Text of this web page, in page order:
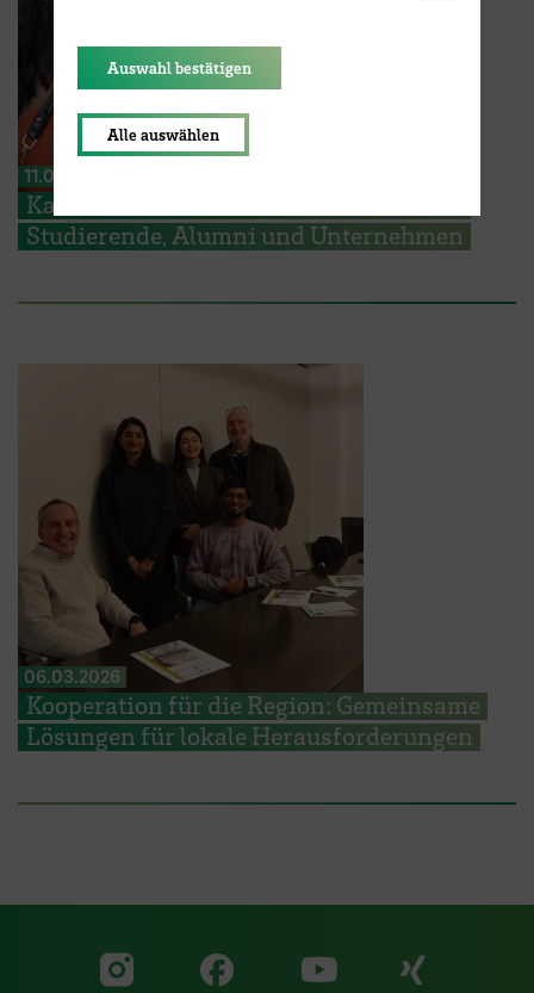
11.05.2026
Karriere-Event vernetzt internationale
Studierende, Alumni und Unternehmen
06.03.2026
Kooperation für die Region: Gemeinsame
Lösungen für lokale Herausforderungen
Zu unserer Facebook
Zu
Auswahl bestätigen
Alle auswählen